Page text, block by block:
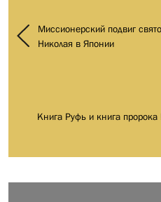
Миссионерский подвиг
Николая в Японии
Книга Руфь и книга